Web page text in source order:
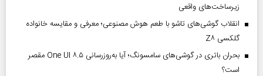
زیرساخت‌های واقعی
انقلاب گوشی‌های تاشو‌ با طعم هوش مصنوعی؛ معرفی و مقایسه خانواده
گلکسی Z۸
بحران باتری در گوشی‌های سامسونگ؛ آیا به‌روزرسانی One UI ۸.۵ مقصر
است؟